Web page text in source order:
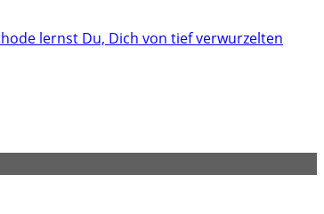
lernst Du, Dich von tief verwurzelten